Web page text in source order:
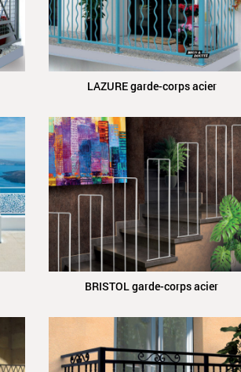
LAZURE garde-corps acier
BRISTOL garde-corps acier